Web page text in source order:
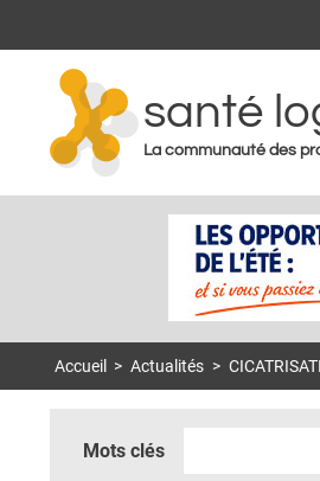
santé
La communauté des
Accueil > Actualités >
Mots clés